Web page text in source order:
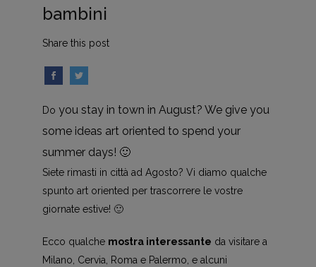
bambini
Share this post
Do you stay in town in August? We give you
some ideas art oriented to spend your
summer days! 🙂
Siete rimasti in città ad Agosto? Vi diamo qualche
spunto art oriented per trascorrere le vostre
giornate estive! 🙂
Ecco qualche mostra interessante da visitare a
Milano, Cervia, Roma e Palermo, e alcuni